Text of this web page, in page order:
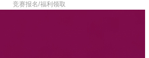
竞赛报名/福利领取